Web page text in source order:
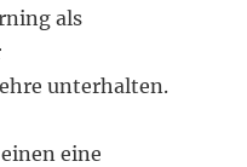
als
unterhalten.
eine